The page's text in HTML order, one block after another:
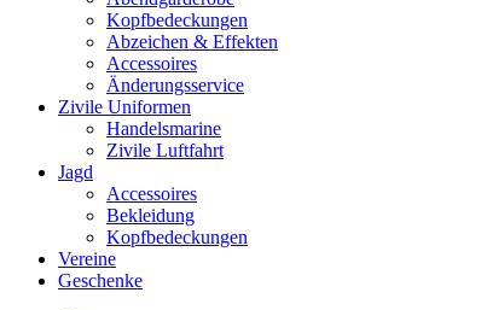
Kopfbedeckungen
Abzeichen & Effekten
Accessoires
Änderungsservice
Zivile Uniformen
Handelsmarine
Zivile Luftfahrt
Jagd
Accessoires
Bekleidung
Kopfbedeckungen
Vereine
Geschenke